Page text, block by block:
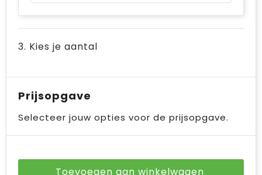
3. Kies je aantal
Prijsopgave
Selecteer jouw opties voor de prijsopgave.
Toevoegen aan winkelwagen